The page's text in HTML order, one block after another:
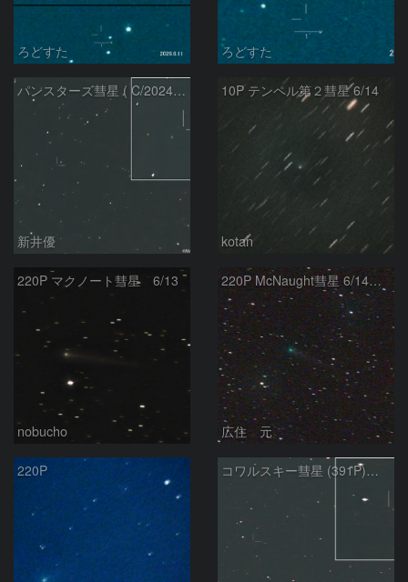
ろどすた ろどすた
パンスターズ彗星 ( C/2024R4 )：2026/06/11
新井優
10P テンペル第２彗星 6/14
kotan
220P マクノート彗星 6/13
nobucho
220P McNaught彗星 6/14未明
広住 元
220P コワルスキー彗星 (391P)の予報位置：2026/06/10